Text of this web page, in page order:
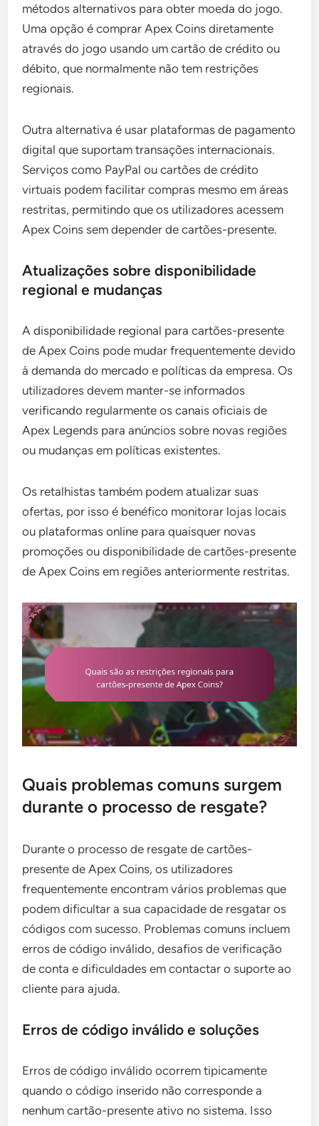
métodos alternativos para obter moeda do jogo.
Uma opção é comprar Apex Coins diretamente
através do jogo usando um cartão de crédito ou
débito, que normalmente não tem restrições
regionais.
Outra alternativa é usar plataformas de pagamento
digital que suportam transações internacionais.
Serviços como PayPal ou cartões de crédito
virtuais podem facilitar compras mesmo em áreas
restritas, permitindo que os utilizadores acessem
Apex Coins sem depender de cartões-presente.
Atualizações sobre disponibilidade
regional e mudanças
A disponibilidade regional para cartões-presente
de Apex Coins pode mudar frequentemente devido
à demanda do mercado e políticas da empresa. Os
utilizadores devem manter-se informados
verificando regularmente os canais oficiais de
Apex Legends para anúncios sobre novas regiões
ou mudanças em políticas existentes.
Os retalhistas também podem atualizar suas
ofertas, por isso é benéfico monitorar lojas locais
ou plataformas online para quaisquer novas
promoções ou disponibilidade de cartões-presente
de Apex Coins em regiões anteriormente restritas.
Quais problemas comuns surgem
durante o processo de resgate?
Durante o processo de resgate de cartões-
presente de Apex Coins, os utilizadores
frequentemente encontram vários problemas que
podem dificultar a sua capacidade de resgatar os
códigos com sucesso. Problemas comuns incluem
erros de código inválido, desafios de verificação
de conta e dificuldades em contactar o suporte ao
cliente para ajuda.
Erros de código inválido e soluções
Erros de código inválido ocorrem tipicamente
quando o código inserido não corresponde a
nenhum cartão-presente ativo no sistema. Isso